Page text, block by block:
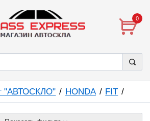
0
"АВТОСКЛО" HONDA FIT